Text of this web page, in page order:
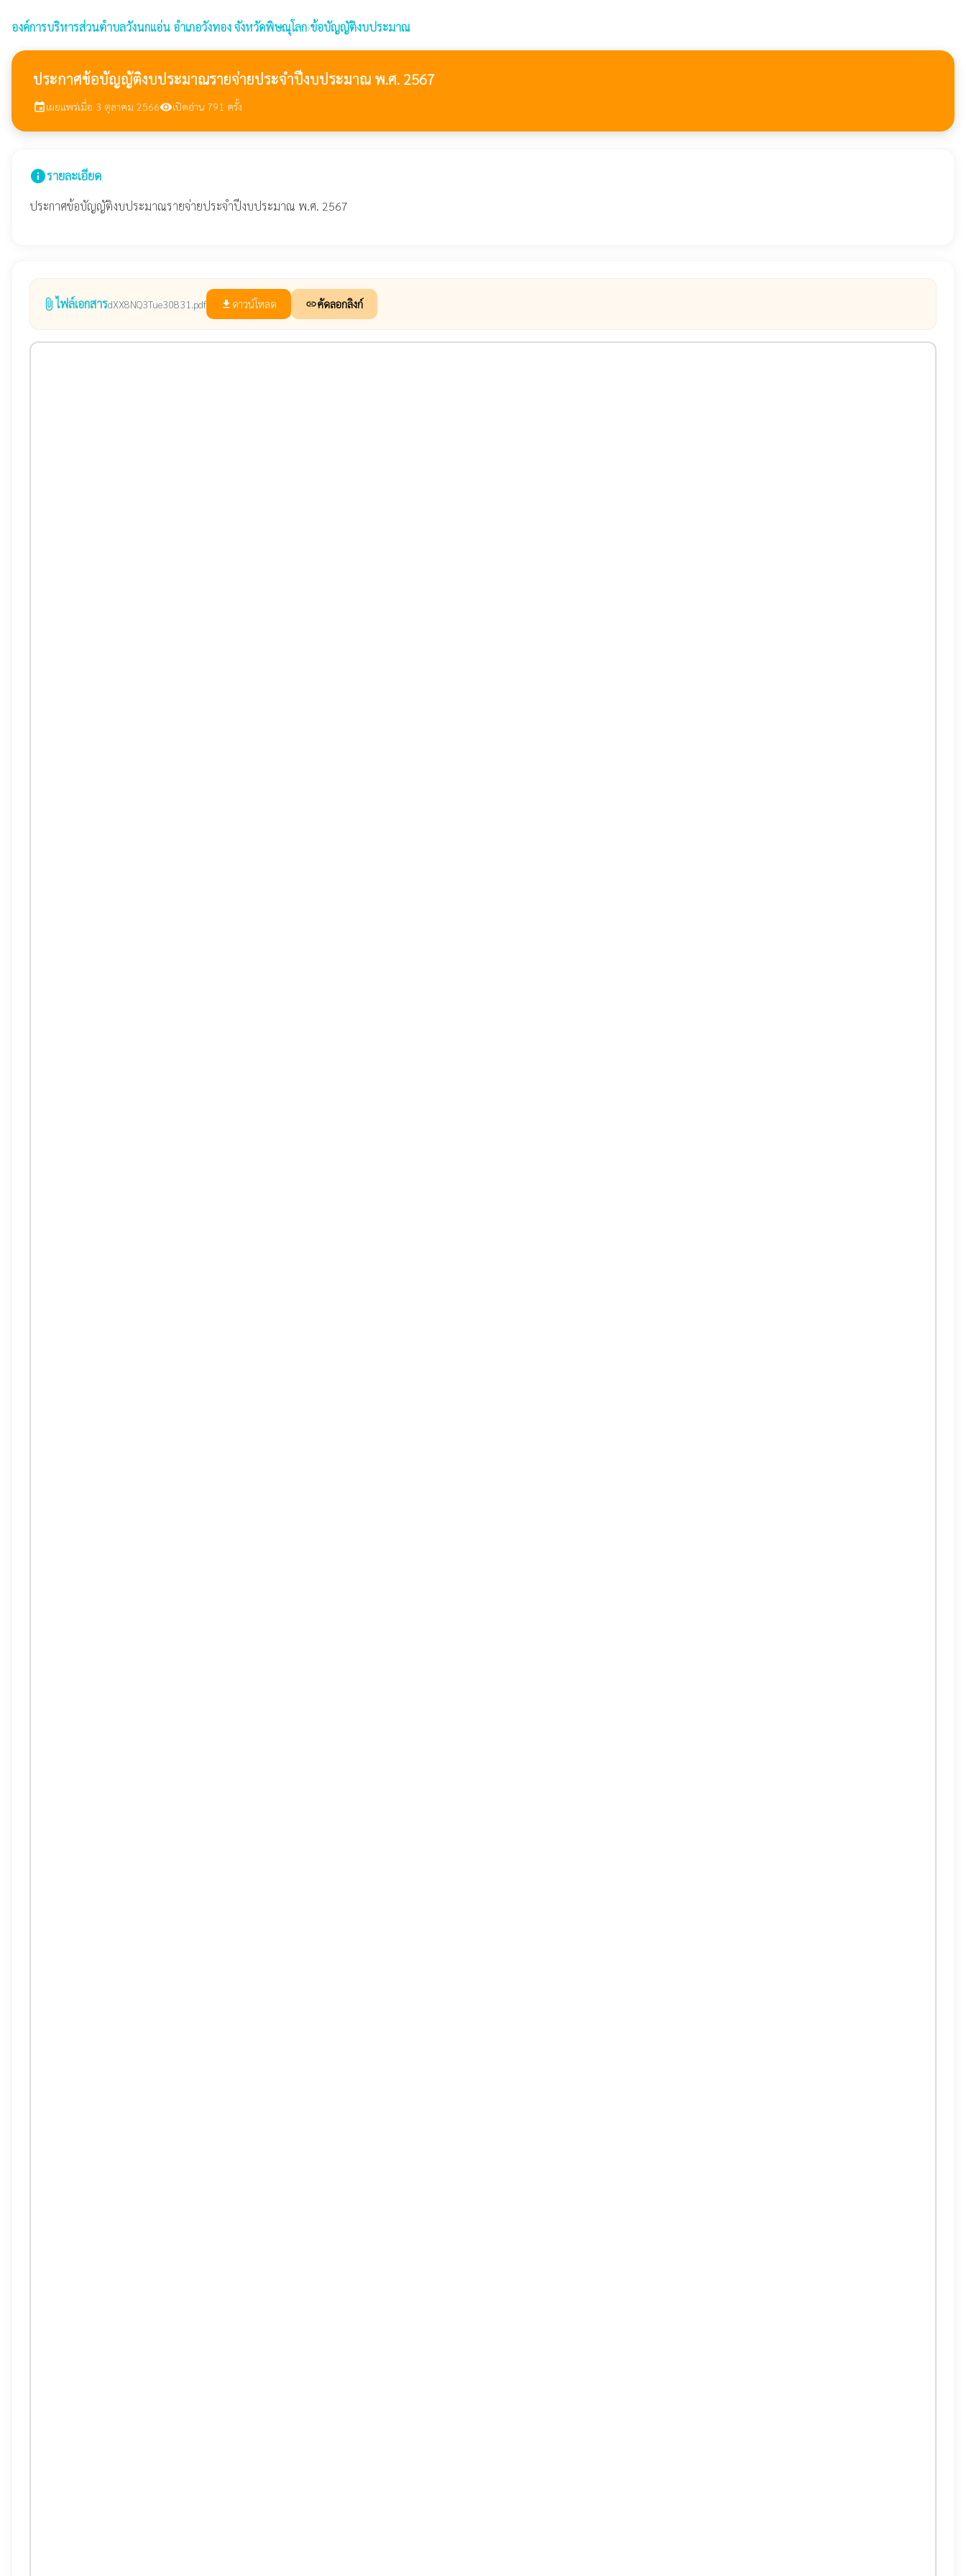
องค์การบริหารส่วนตำบลวังนกแอ่น อำเภอวังทอง จังหวัดพิษณุโลก›ข้อบัญญัติงบประมาณ
ประกาศข้อบัญญัติงบประมาณรายจ่ายประจำปีงบประมาณ พ.ศ. 2567
eventเผยแพร่เมื่อ 3 ตุลาคม 2566visibilityเปิดอ่าน 791 ครั้ง
infoรายละเอียด
ประกาศข้อบัญญัติงบประมาณรายจ่ายประจำปีงบประมาณ พ.ศ. 2567
attach_file ไฟล์เอกสารdXX8NQ3Tue30831.pdf file_download ดาวน์โหลด linkคัดลอกลิงก์